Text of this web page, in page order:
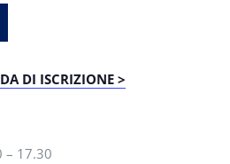
DI ISCRIZIONE >
– 17.30